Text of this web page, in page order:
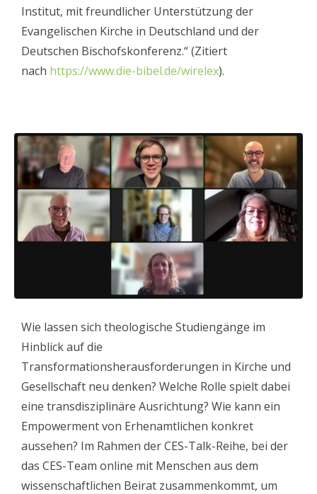
Institut, mit freundlicher Unterstützung der
Evangelischen Kirche in Deutschland und der
Deutschen Bischofskonferenz.“ (Zitiert
nach https://www.die-bibel.de/wirelex).
Wie lassen sich theologische Studiengänge im
Hinblick auf die
Transformationsherausforderungen in Kirche und
Gesellschaft neu denken? Welche Rolle spielt dabei
eine transdisziplinäre Ausrichtung? Wie kann ein
Empowerment von Erhenamtlichen konkret
aussehen? Im Rahmen der CES-Talk-Reihe, bei der
das CES-Team online mit Menschen aus dem
wissenschaftlichen Beirat zusammenkommt, um